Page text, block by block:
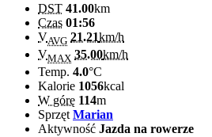
DST 41.00km
Czas 01:56
VAVG 21.21km/h
VMAX 35.00km/h
Temp. 4.0°C
Kalorie 1056kcal
W górę 114m
Sprzęt Marian
Aktywność Jazda na rowerze